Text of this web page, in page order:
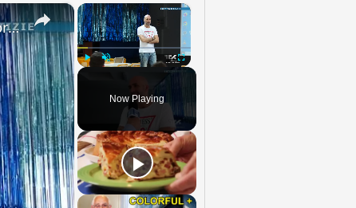
×
Fullscreen
Now Playing
×
Adrano. Interessante incontro al liceo “Verga” con il prof. Fabio Gamberini. Studenti del Linguistic